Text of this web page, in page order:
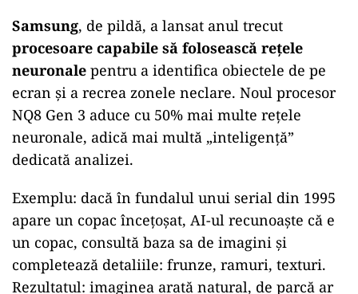
Samsung, de pildă, a lansat anul trecut
procesoare capabile să folosească rețele
neuronale pentru a identifica obiectele de pe
ecran și a recrea zonele neclare. Noul procesor
NQ8 Gen 3 aduce cu 50% mai multe rețele
neuronale, adică mai multă „inteligență”
dedicată analizei.
Exemplu: dacă în fundalul unui serial din 1995
apare un copac încețoșat, AI-ul recunoaște că e
un copac, consultă baza sa de imagini și
completează detaliile: frunze, ramuri, texturi.
Rezultatul: imaginea arată natural, de parcă ar